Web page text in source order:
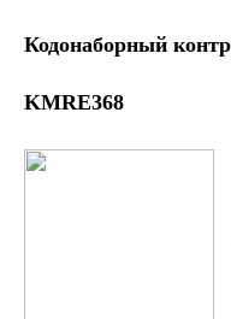
Кодонаборный
KMRE368